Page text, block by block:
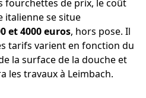
fourchettes de prix, le coût
italienne se situe
et 4000 euros, hors pose. Il
tarifs varient en fonction du
la surface de la douche et
les travaux à Leimbach.